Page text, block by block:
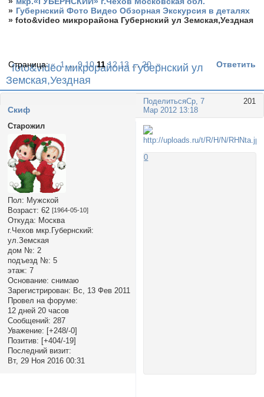
» Губернский Фото Видео Обзорная Экскурсия в деталях
»foto&video микрорайона Губернский ул Земская,Уездная
foto&video микрорайона Губернский ул
Земская,Уездная
Страница:« 1 … 9 10 11 12 13 … 20 » Ответить
Поделиться 201
Ср, 7
Мар 2012 13:18
Cкиф
Старожил
Пол: Мужской
Возраст: 62 [1964-05-10]
Откуда: Москва
г.Чехов мкр.Губернский:
ул.Земская
дом №: 2
подъезд №: 5
этаж: 7
Основание: снимаю
Зарегистрирован: Вс, 13 Фев 2011
Провел на форуме:
12 дней 20 часов
Сообщений: 287
Уважение: [+248/-0]
Позитив: [+404/-19]
Последний визит:
Вт, 29 Ноя 2016 00:31
0